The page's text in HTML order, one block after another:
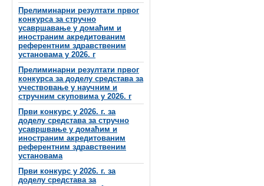
Прелиминарни резултати првог
конкурса за стручно
усавршавање у домаћим и
иностраним акредитованим
референтним здравственим
установама у 2026. г
Прелиминарни резултати првог
конкурса за доделу средстава за
учествовање у научним и
стручним скуповима у 2026. г
Први конкурс у 2026. г. за
доделу средстава за стручно
усавршвање у домаћим и
иностраним акредитованим
референтним здравственим
установама
Први конкурс у 2026. г. за
доделу средстава за